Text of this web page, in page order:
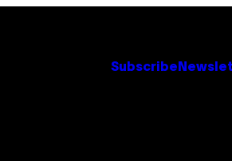
Subscribe